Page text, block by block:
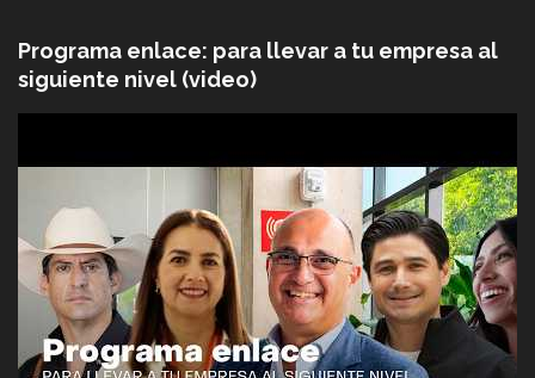
Programa enlace: para llevar a tu empresa al
siguiente nivel (video)